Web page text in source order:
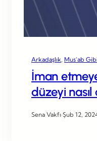
Arkadaşlık Mus’ab
İman
düzeyi nasıl
Sena Vakfı·Şub 12,